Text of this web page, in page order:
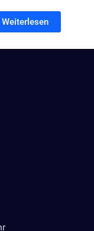
Weiterlesen